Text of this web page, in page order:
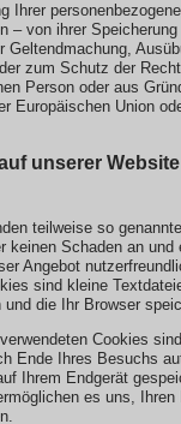
Ihrer
– von ihrer
Geltendmachung,
zum Schutz der
Person oder aus
Europäischen Union
unserer Website
teilweise so
keinen Schaden an und
Angebot
sind kleine
und die Ihr Browser
Cookies
Ende Ihres Besuchs
Ihrem Endgerät
es uns,